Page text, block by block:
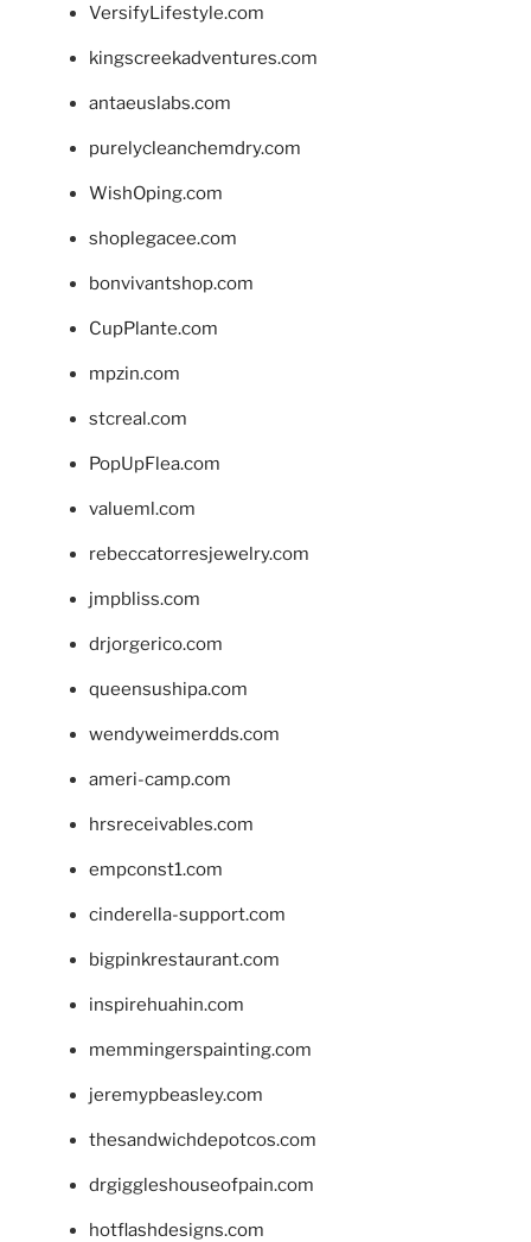
VersifyLifestyle.com
kingscreekadventures.com
antaeuslabs.com
purelycleanchemdry.com
WishOping.com
shoplegacee.com
bonvivantshop.com
CupPlante.com
mpzin.com
stcreal.com
PopUpFlea.com
valueml.com
rebeccatorresjewelry.com
jmpbliss.com
drjorgerico.com
queensushipa.com
wendyweimerdds.com
ameri-camp.com
hrsreceivables.com
empconst1.com
cinderella-support.com
bigpinkrestaurant.com
inspirehuahin.com
memmingerspainting.com
jeremypbeasley.com
thesandwichdepotcos.com
drgiggleshouseofpain.com
hotflashdesigns.com